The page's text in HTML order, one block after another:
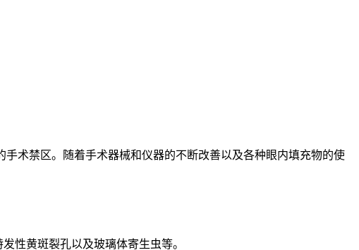
术禁区。随着手术器械和仪器的不断改善以及各种眼内填充物的使
性黄斑裂孔以及玻璃体寄生虫等。